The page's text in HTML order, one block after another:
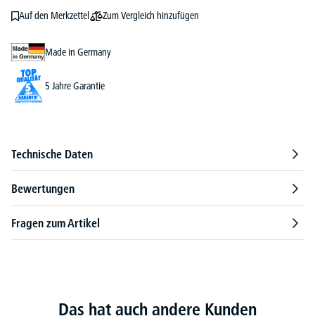
Auf den Merkzettel Zum Vergleich hinzufügen
Made in Germany
5 Jahre Garantie
Technische Daten
Bewertungen
Fragen zum Artikel
Das hat auch andere Kunden